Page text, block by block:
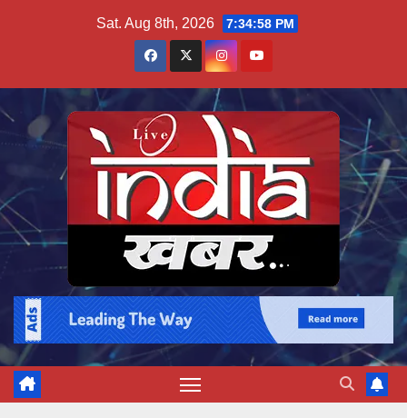
Sat. Aug 8th, 2026 7:34:59 PM